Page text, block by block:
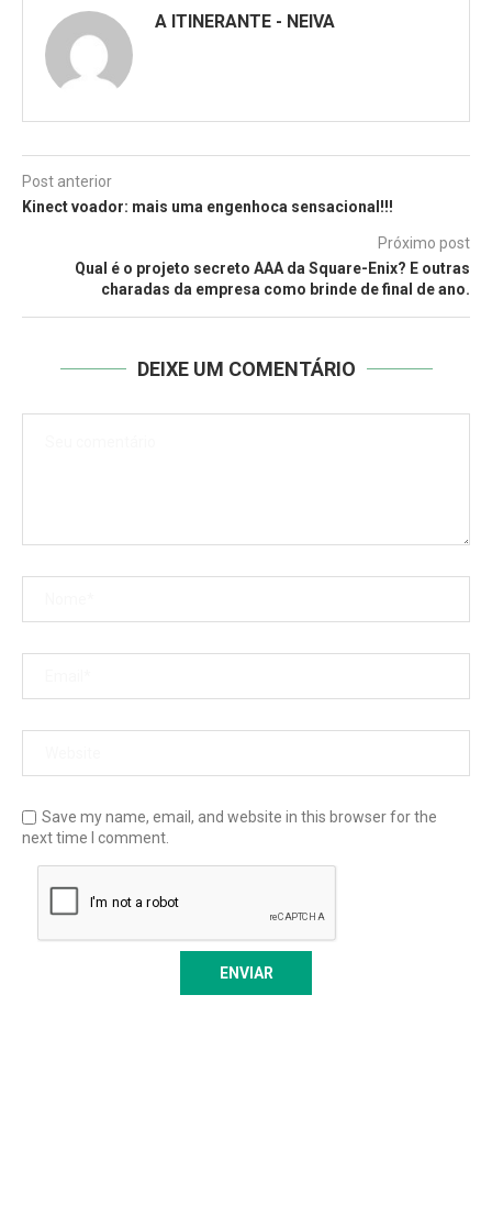
A ITINERANTE - NEIVA
Post anterior
Kinect voador: mais uma engenhoca sensacional!!!
Próximo post
Qual é o projeto secreto AAA da Square-Enix? E outras
charadas da empresa como brinde de final de ano.
DEIXE UM COMENTÁRIO
Save my name, email, and website in this browser for the
next time I comment.